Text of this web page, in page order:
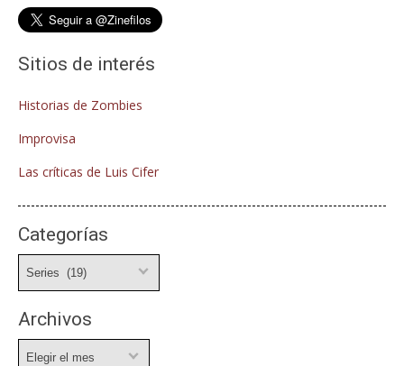
Sitios de interés
Historias de Zombies
Improvisa
Las críticas de Luis Cifer
Categorías
Archivos